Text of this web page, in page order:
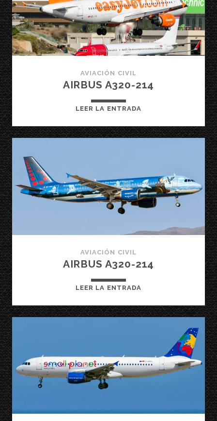
AVIACIÓN CIVIL
AIRBUS A320-214
LEER LA ENTRADA
214
AVIACIÓN CIVIL
AIRBUS A320-214
LEER LA ENTRADA
214